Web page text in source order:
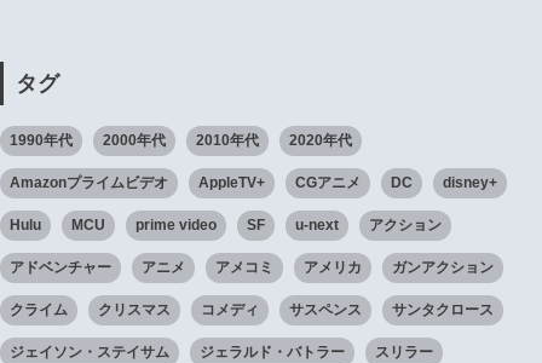
タグ
1990年代 2000年代 2010年代 2020年代
Amazonプライムビデオ AppleTV+ CGアニメ DC disney+
Hulu MCU prime video SF u-next アクション
アドベンチャー アニメ アメコミ アメリカ ガンアクション
クライム クリスマス コメディ サスペンス サンタクロース
ジェイソン・ステイサム ジェラルド・バトラー スリラー